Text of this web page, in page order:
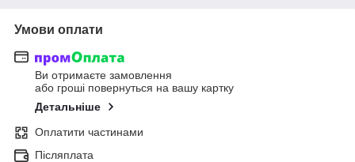
Умови оплати
Ви отримаєте замовлення
або гроші повернуться на вашу картку
Детальніше
Оплатити частинами
Післяплата